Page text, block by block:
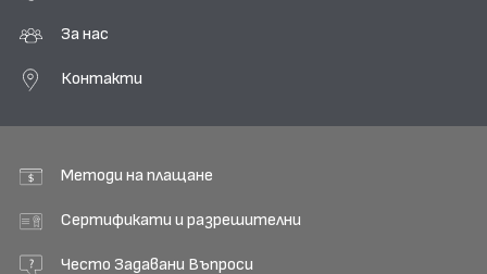
За нас
Контакти
Методи на плащане
Сертификати и разрешителни
Често Задавани Въпроси